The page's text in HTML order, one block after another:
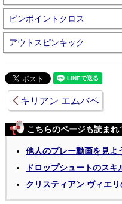
ピンポイントクロス
アウトスピンキック
キリアン エムバペ
こちらのページも読まれ
他人のプレー動画を見よ
ドロップシュートのス
クリスティアン ヴィエ